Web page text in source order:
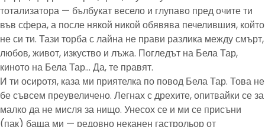
тотализатора — бълбукат весело и глупаво пред очите ти
във сфера, а после някой никой обявява печелившия, който
не си ти. Тази торба с лайна не прави разлика между смърт,
любов, живот, изкуство и лъжа. Погледът на Бела Тар,
киното на Бела Тар… Да, те правят.
И ти осиротя, каза ми приятелка по повод Бела Тар. Това не
бе съвсем преувеличено. Легнах с дрехите, опитвайки се за
малко да не мисля за нищо. Унесох се и ми се присъни
(пак) баща ми — редовно неканен гастрольор от